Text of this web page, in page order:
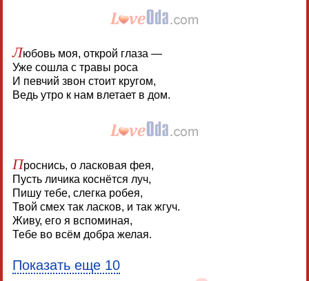
Любовь моя, открой глаза —
Уже сошла с травы роса
И певчий звон стоит кругом,
Ведь утро к нам влетает в дом.
Проснись, о ласковая фея,
Пусть личика коснётся луч,
Пишу тебе, слегка робея,
Твой смех так ласков, и так жгуч.
Живу, его я вспоминая,
Тебе во всём добра желая.
Показать еще 10